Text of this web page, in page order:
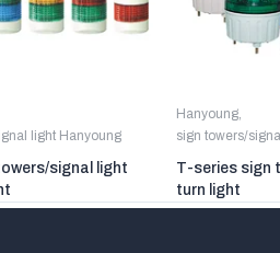
light Hanyoung
signal light
Hanyoung,
sign towers/
T-series sign
turn light